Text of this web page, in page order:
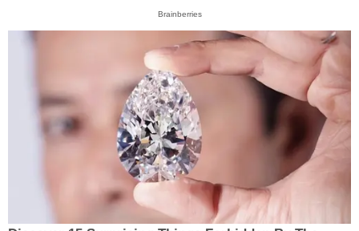
Brainberries